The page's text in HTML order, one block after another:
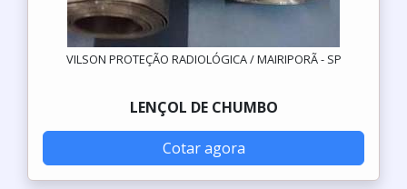
VILSON PROTEÇÃO RADIOLÓGICA / MAIRIPORÃ - SP
LENÇOL DE CHUMBO
Cotar agora